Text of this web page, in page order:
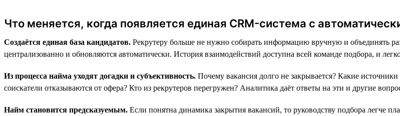
Что меняется, когда появляется единая CRM-система с
Создаётся единая база кандидатов. Рекрутеру больше не нужно собирать информацию вручную и объединять
централизованно и обновляются автоматически. История взаимодействий доступна всей команде подбора, и
Из процесса найма уходят догадки и субъективность. Почему вакансия долго не закрывается? Какие
соискатели отказываются от офера? Кто из рекрутеров перегружен? Аналитика даёт ответы на эти и другие
Найм становится предсказуемым. Если понятна динамика закрытия вакансий, то руководству подбора легче